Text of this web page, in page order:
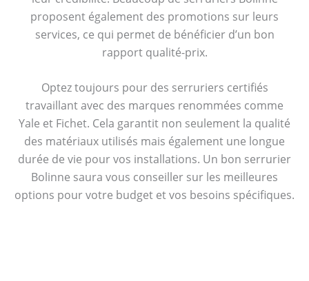
proposent également des promotions sur leurs
services, ce qui permet de bénéficier d’un bon
rapport qualité-prix.
Optez toujours pour des serruriers certifiés
travaillant avec des marques renommées comme
Yale et Fichet. Cela garantit non seulement la qualité
des matériaux utilisés mais également une longue
durée de vie pour vos installations. Un bon serrurier
Bolinne saura vous conseiller sur les meilleures
options pour votre budget et vos besoins spécifiques.